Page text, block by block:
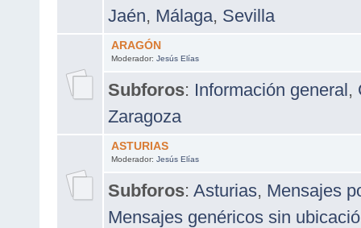
Jaén, Málaga, Sevilla
ARAGÓN
Moderador: Jesús Elías
Subforos: Información general,
Zaragoza
ASTURIAS
Moderador: Jesús Elías
Subforos: Asturias, Mensajes
Mensajes genéricos sin